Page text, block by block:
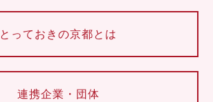
とっておきの京都とは
連携企業・団体